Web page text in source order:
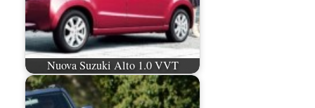
Nuova Suzuki Alto 1.0 VVT